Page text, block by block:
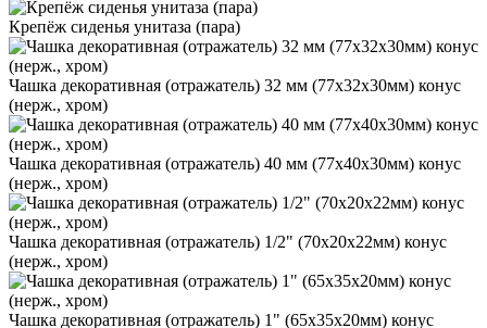
Крепёж сиденья унитаза (пара)
Чашка декоративная (отражатель) 32 мм (77х32х30мм) конус
(нерж., хром)
Чашка декоративная (отражатель) 40 мм (77х40х30мм) конус
(нерж., хром)
Чашка декоративная (отражатель) 1/2" (70х20х22мм) конус
(нерж., хром)
Чашка декоративная (отражатель) 1" (65х35х20мм) конус